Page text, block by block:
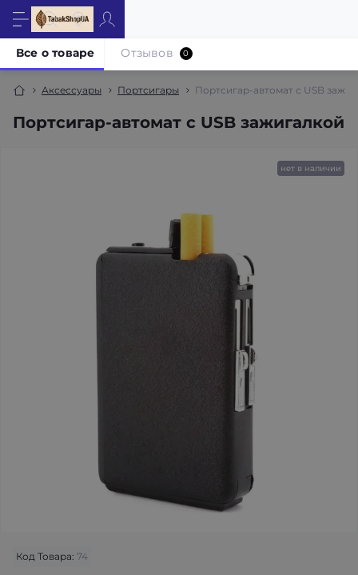
Аксессуары Портсигары Портсигар-автомат с USB
Портсигар-автомат с USB зажигалкой
Все о товаре Отзывов 0
нет в наличии
Код Товара: 74